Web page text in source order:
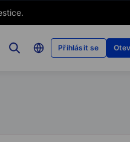
Přihlásit se